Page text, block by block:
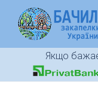
Якщо